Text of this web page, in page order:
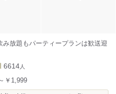
放題もパーティープランは歓送迎
6614 人
￥1,999